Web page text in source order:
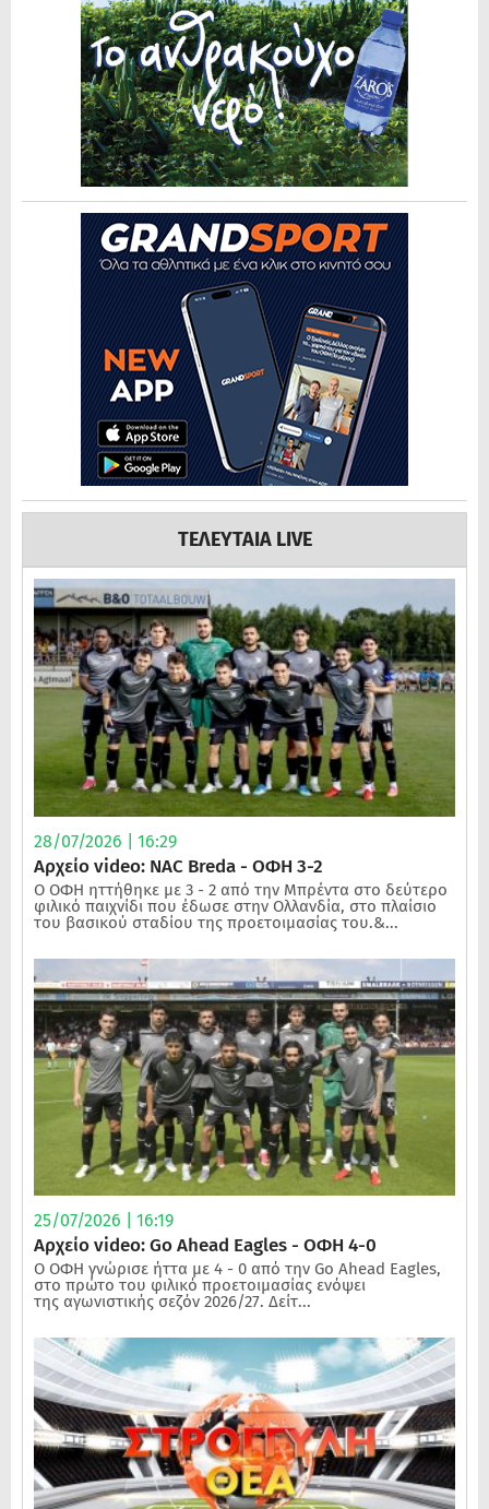
ΤΕΛΕΥΤΑΙΑ LIVE
28/07/2026 | 16:29
Αρχείο video: NAC Breda - ΟΦΗ 3-2
Ο ΟΦΗ ηττήθηκε με 3 - 2 από την Μπρέντα στο δεύτερο
φιλικό παιχνίδι που έδωσε στην Ολλανδία, στο πλαίσιο
του βασικού σταδίου της προετοιμασίας του.&...
25/07/2026 | 16:19
Αρχείο video: Go Ahead Eagles - ΟΦΗ 4-0
Ο ΟΦΗ γνώρισε ήττα με 4 - 0 από την Go Ahead Eagles,
στο πρώτο του φιλικό προετοιμασίας ενόψει
της αγωνιστικής σεζόν 2026/27. Δείτ...